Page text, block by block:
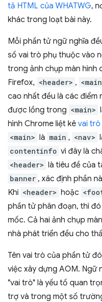
tả HTML của WHATWG,
khác trong loạt bài này.
Mỗi phần tử ngữ nghĩa
số vai trò phụ thuộc vào
trong ảnh chụp màn hình
Firefox, <header> ,
cao nhất đều là các điểm
được lồng trong <main>
hình Chrome liệt kê vai trò
<main> là main , <nav>
contentinfo vì đây là
<header> là tiêu đề của
banner , xác định phần
Khi <header> hoặc
phần tử phân đoạn, thì
mốc. Cả hai ảnh chụp
nhà phát triển đều cho
Tên vai trò của phần tử
việc xây dựng AOM. Ngữ
"vai trò" là yếu tố quan
trợ và trong một số